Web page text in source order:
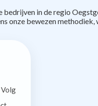
in de regio
onze bewezen
Volg